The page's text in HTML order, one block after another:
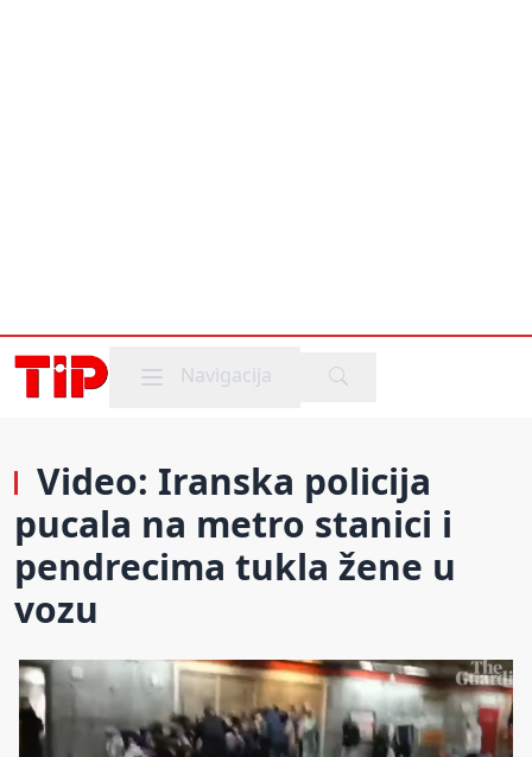
Mobile menu
Navigacija
Video: Iranska policija
pucala na metro stanici i
pendrecima tukla žene u
vozu